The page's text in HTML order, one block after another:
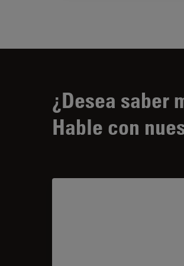
¿Desea saber
Hable con